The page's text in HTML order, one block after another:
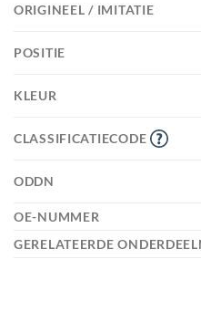
ORIGINEEL / IMITATIE
POSITIE
KLEUR
CLASSIFICATIECODE
ODDN
OE-NUMMER
GERELATEERDE